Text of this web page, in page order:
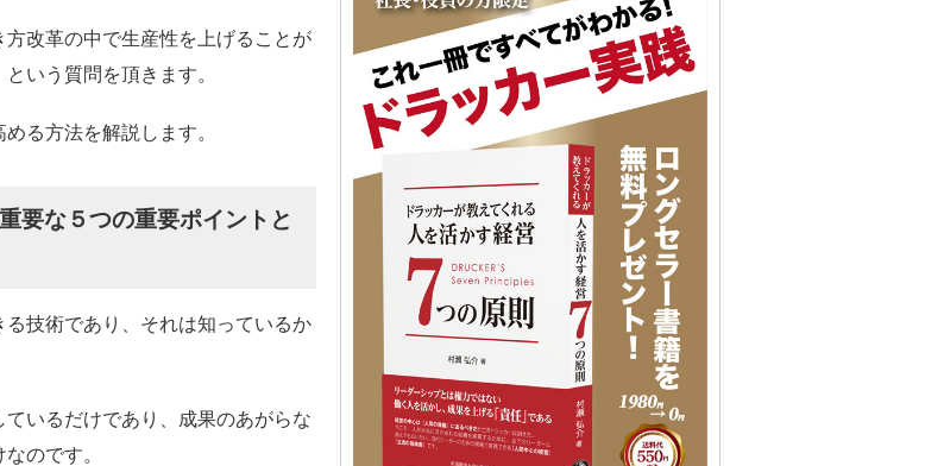
改革の中で生産性を上げることが
いう質問を頂きます。
る方法を解説します。
要な５つの重要ポイントと
技術であり、それは知っているか
いるだけであり、成果のあがらな
のです。